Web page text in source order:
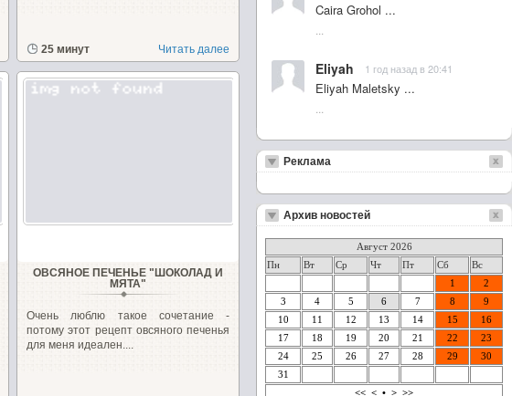
25 минут Читать далее
ОВСЯНОЕ ПЕЧЕНЬЕ "ШОКОЛАД И
МЯТА"
Очень люблю такое сочетание -
потому этот рецепт овсяного печенья
для меня идеален....
Caira Grohol ...
Eliyah 1 год назад в 20:41
Eliyah Maletsky ...
Реклама
Архив новостей
Август 2026
Пн
Вт Ср Чт Пт Сб
Вс
1
2
3
4 5 6 7 8
9
10
11 12 13 14 15
16
17
18 19 20 21 22
23
24
25 26 27 28 29
30
31
<< < • > >>